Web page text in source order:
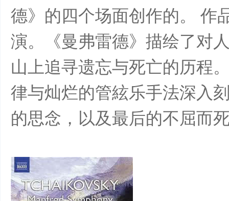
德》的四个场面创作的。 作
演。《曼弗雷德》描绘了对
山上追寻遗忘与死亡的历程
律与灿烂的管絃乐手法深入
的思念，以及最后的不屈而